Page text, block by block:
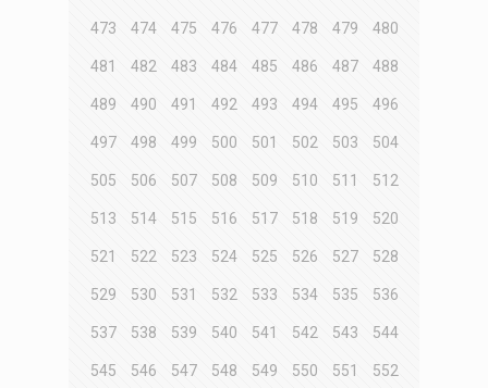
473 474 475 476 477 478 479 480
481 482 483 484 485 486 487 488
489 490 491 492 493 494 495 496
497 498 499 500 501 502 503 504
505 506 507 508 509 510 511 512
513 514 515 516 517 518 519 520
521 522 523 524 525 526 527 528
529 530 531 532 533 534 535 536
537 538 539 540 541 542 543 544
545 546 547 548 549 550 551 552